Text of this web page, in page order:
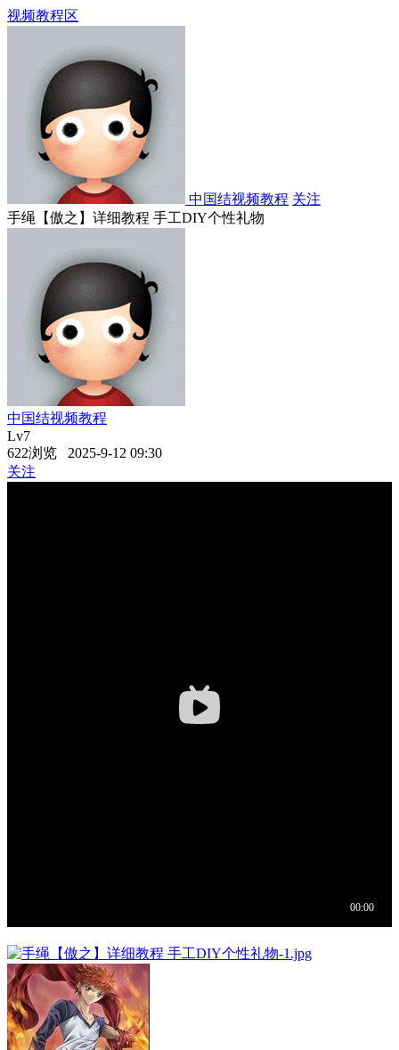
视频教程区
中国结视频教程 关注
手绳【傲之】详细教程 手工DIY个性礼物
中国结视频教程
Lv7
622浏览 2025-9-12 09:30
关注